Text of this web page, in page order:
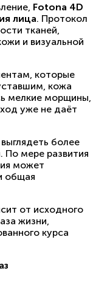
Fotona 4D
лица. Протокол
тканей,
и визуальной
которые
кожа
мелкие морщины,
уже не даёт
более
По мере развития
может
общая
от исходного
жизни,
курса